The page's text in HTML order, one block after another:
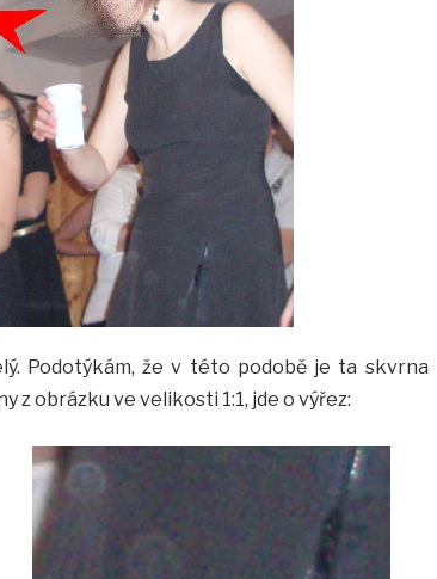
Podotýkám, že v této podobě je ta skvrna
z obrázku ve velikosti 1:1, jde o výřez: